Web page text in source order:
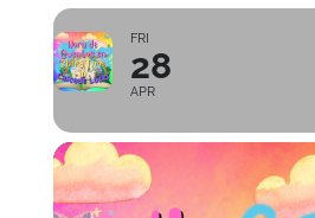
FRI
28
APR